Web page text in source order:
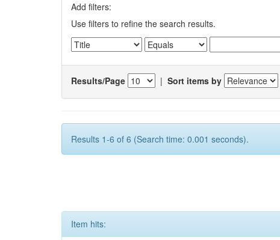
Add filters:
Use filters to refine the search results.
Results/Page | Sort items by
Results 1-6 of 6 (Search time: 0.001 seconds).
Item hits: